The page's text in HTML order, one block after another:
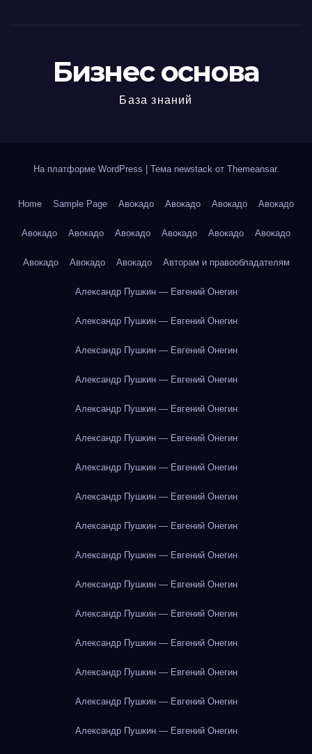
Бизнес основа
База знаний
На платформе WordPress Тема newstack от Themeansar.
Home Sample Page Авокадо Авокадо Авокадо Авокадо
Авокадо Авокадо Авокадо Авокадо Авокадо Авокадо
Авокадо Авокадо Авокадо Авторам и правообладателям
Александр Пушкин — Евгений Онегин
Александр Пушкин — Евгений Онегин
Александр Пушкин — Евгений Онегин
Александр Пушкин — Евгений Онегин
Александр Пушкин — Евгений Онегин
Александр Пушкин — Евгений Онегин
Александр Пушкин — Евгений Онегин
Александр Пушкин — Евгений Онегин
Александр Пушкин — Евгений Онегин
Александр Пушкин — Евгений Онегин
Александр Пушкин — Евгений Онегин
Александр Пушкин — Евгений Онегин
Александр Пушкин — Евгений Онегин
Александр Пушкин — Евгений Онегин
Александр Пушкин — Евгений Онегин
Александр Пушкин — Евгений Онегин